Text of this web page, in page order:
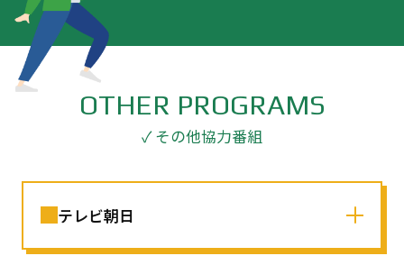
OTHER PROGRAMS
✓ その他協力番組
テレビ朝日